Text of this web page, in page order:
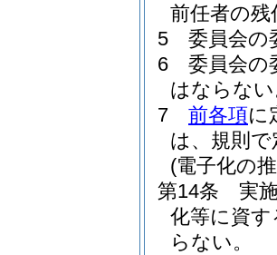
前任者の
5
委員会の
6
委員会の
はならな
7
前各項に
は、規則
(電子化の
第14条
実
化等に資
らない。